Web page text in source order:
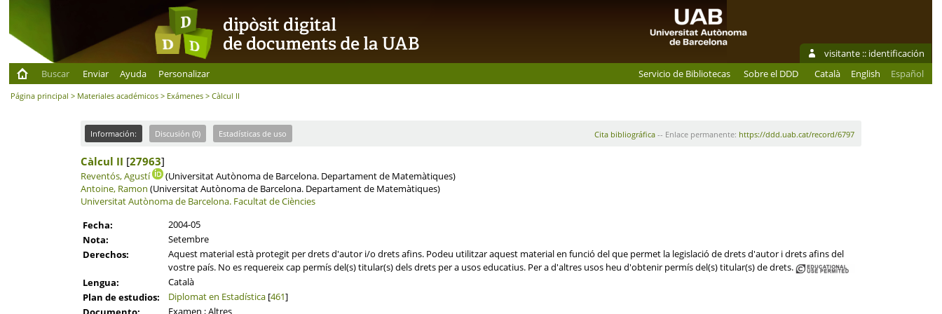
visitante :: identificación
Buscar
Enviar Ayuda Personalizar Servicio de Bibliotecas Sobre el DDD Català English Español
Página principal > Materiales académicos > Exámenes > Càlcul II
Información: Discusión (0) Estadísticas de uso Cita bibliográfica-- Enlace permanente: https://ddd.uab.cat/record/6797
Càlcul II [27963]
Reventós, Agustí
(Universitat Autònoma de Barcelona. Departament de Matemàtiques)
Antoine, Ramon (Universitat Autònoma de Barcelona. Departament de Matemàtiques)
Universitat Autònoma de Barcelona. Facultat de Ciències
Fecha:
2004-05
Nota:
Setembre
Derechos:
Aquest material està protegit per drets d'autor i/o drets afins. Podeu utilitzar aquest material en funció del que permet la legislació de drets d'autor i drets afins del
vostre país. No es requereix cap permís del(s) titular(s) dels drets per a usos educatius. Per a d'altres usos heu d'obtenir permís del(s) titular(s) de drets.
Lengua:
Català
Plan de estudios:
Diplomat en Estadística[461]
Examen ; Altres